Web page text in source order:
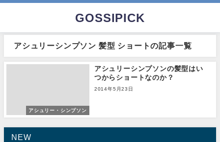
GOSSIPICK
アシュリーシンプソン 髪型 ショートの記事一覧
アシュリー・シンプソン
アシュリーシンプソンの髪型はい
つからショートなのか？
2014年5月23日
NEW